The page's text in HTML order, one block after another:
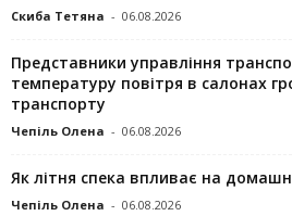
Скиба Тетяна - 06.08.2026
Представники управління
температуру повітря в салонах
транспорту
Чепіль Олена - 06.08.2026
Як літня спека впливає на
Чепіль Олена - 06.08.2026